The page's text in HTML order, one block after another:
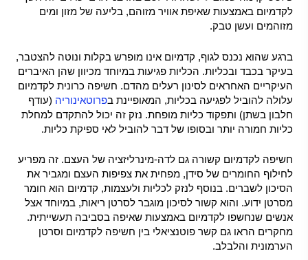
לקדמיום באמצעות שאיפת אוויר מזוהם, בליעה של מזון ומים
מזוהמים ועשן טבק.
ברגע שהוא נכנס לגוף, קדמיום אינו מופרש בקלות ונוטה להצטבר,
בעיקר בכבד ובכליות. הכליות פגיעות במיוחד מכיוון שהן האיברים
העיקריים האחראים לסינון רעלים מהדם. חשיפה כרונית לקדמיום
עלולה להוביל לפגיעה בכליות, המאופיינת בפרוטאינוריה (עודף
חלבון בשתן) ותפקוד כליות מופחת. נזק זה יכול להתקדם למחלת
כליות חמורה יותר ובסופו של דבר להוביל לאי ספיקת כליות.
חשיפה לקדמיום קשורה גם לדה-מינרליזציה של העצם. זה מפריע
לחילוף החומרים של סידן, מפחית את צפיפות העצם ומגביר את
הסיכון לשברים. בנוסף לנזק לכליות ולעצמות, קדמיום הוא חומר
מסרטן ידוע. והוא קשור לסיכון מוגבר לסרטן ריאות, במיוחד אצל
אנשים שנחשפו לקדמיום באמצעות שאיפה בסביבה תעשייתית.
מחקרים הראו גם קשר פוטנציאלי בין חשיפה לקדמיום וסרטן
הערמונית והלבלב.